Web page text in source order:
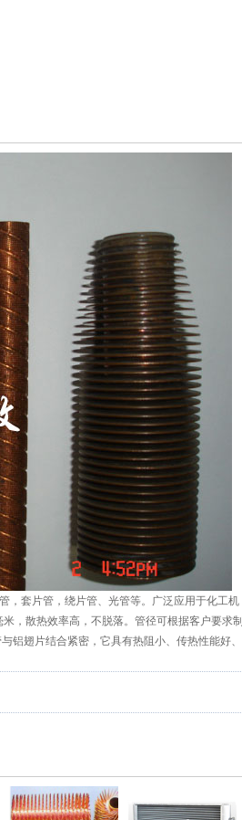
，套片管，绕片管、光管等。广泛应用于化工机
，散热效率高，不脱落。管径可根据客户要求制
铝翅片结合紧密，它具有热阻小、传热性能好、